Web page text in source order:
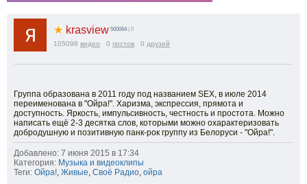
★ krasview 500064 | 0
105098 видео 0 постов 0 друзей
Группа образована в 2011 году под названием SEX, в июле 2014
переименована в "Ойра!". Харизма, экспрессия, прямота и
доступность. Яркость, импульсивность, честность и простота. Можно
написать ещё 2-3 десятка слов, которыми можно охарактеризовать
добродушную и позитивную панк-рок группу из Белоруси - "Ойра!".
Добавлено: 7 июня 2015 в 17:34
Категория: Музыка и видеоклипы
Теги: Ойра!, Живые, Своё Радио, ойра